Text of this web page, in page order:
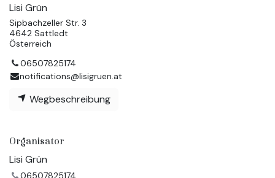
Lisi Grün
Sipbachzeller Str. 3
4642 Sattledt
Österreich
06507825174
notifications@lisigruen.at
Wegbeschreibung
Organisator
Lisi Grün
06507825174